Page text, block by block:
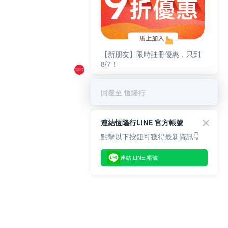
【新朋友】限時註冊優惠，只到
8/7！
回覆至 恆隆行
連結恆隆行LINE 官方帳號
點擊以下按鈕可獲得最新資訊👇
連結 LINE 帳號